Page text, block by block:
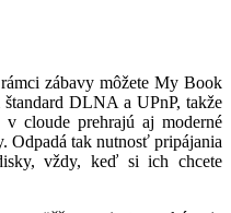
zábavy môžete My Book
DLNA a UPnP, takže
cloude prehrajú aj moderné
Odpadá tak nutnosť pripájania
vždy, keď si ich chcete